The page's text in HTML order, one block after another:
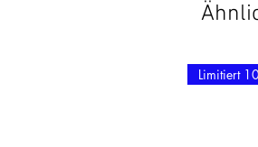
Limitiert